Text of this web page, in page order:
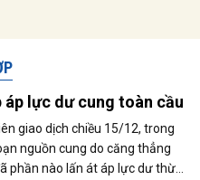
áp lực dư cung toàn cầu
giao dịch chiều 15/12, trong
nguồn cung do căng thẳng
phần nào lấn át áp lực dư thừa